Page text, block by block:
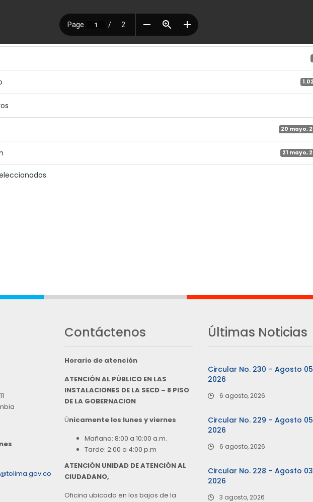
20 mayo,
21 mayo,
Contáctenos
Horario de atención
ATENCIÓN AL PÚBLICO EN LAS
INSTALACIONES DE LA SECD – 8 PISO
DE LA GOBERNACION
Únicamente los lunes y viernes
Mañana: 8:00 a 10:00 a.m.
Tarde: 2:00 a 4:00 p.m
ATENCIÓN UNIDAD DE ATENCIÓN AL
CIUDADANO,
Oficina ubicada en los bajos de la
Últimas Noticias
Circular No. 230 – Agosto
2026
6 agosto, 2026
Circular No. 229 – Agosto
2026
6 agosto, 2026
Circular No. 228 – Agosto
2026
3 agosto, 2026